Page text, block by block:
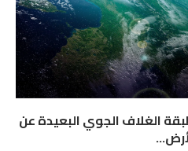
الغلاف الجوي البعيدة عن